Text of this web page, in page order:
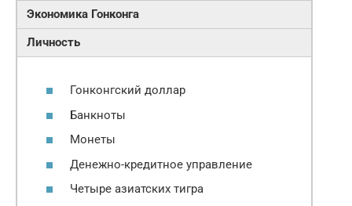
Экономика Гонконга
Личность
Гонконгский доллар
Банкноты
Монеты
Денежно-кредитное управление
Четыре азиатских тигра